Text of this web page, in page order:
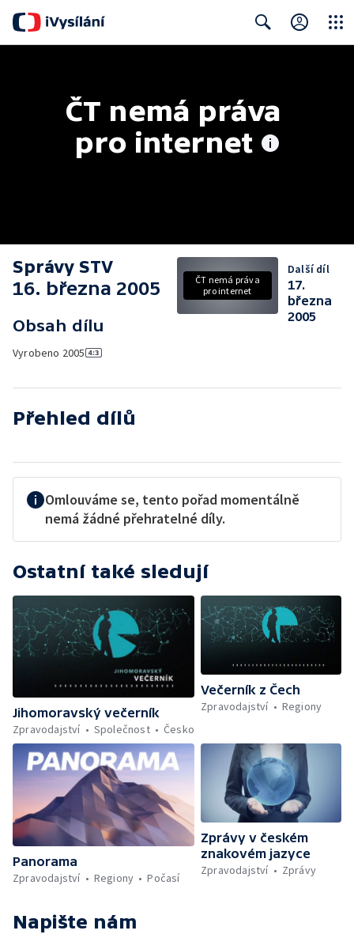
ČT nemá práva
pro internet
Správy STV
16. března 2005
Obsah dílu
Vyrobeno 2005
ČT nemá práva
pro internet
Další díl
17.
března
2005
Přehled dílů
Omlouváme se, tento pořad momentálně
nemá žádné přehratelné díly.
Ostatní také sledují
Jihomoravský večerník
Zpravodajství
Společnost Česko
Večerník z Čech
Zpravodajství
Regiony
Panorama
Zpravodajství
Regiony Počasí
Zprávy v českém
znakovém jazyce
Zpravodajství
Zprávy
Napište nám